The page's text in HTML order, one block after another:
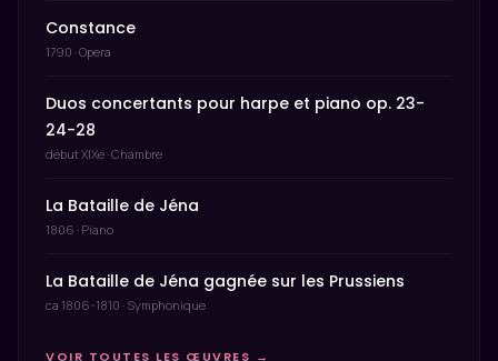
Constance
1790 · Opera
Duos concertants pour harpe et piano op. 23-
24-28
début XIXe · Chambre
La Bataille de Jéna
1806 · Piano
La Bataille de Jéna gagnée sur les Prussiens
ca 1806-1810 · Symphonique
VOIR TOUTES LES ŒUVRES →